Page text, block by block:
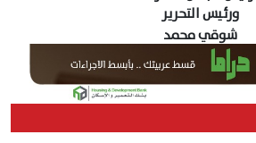
ورئيس التحرير
شوقي محمد